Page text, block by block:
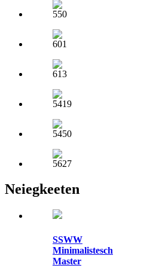
Neiegkeeten
SSWW
Minimalistesch
Master